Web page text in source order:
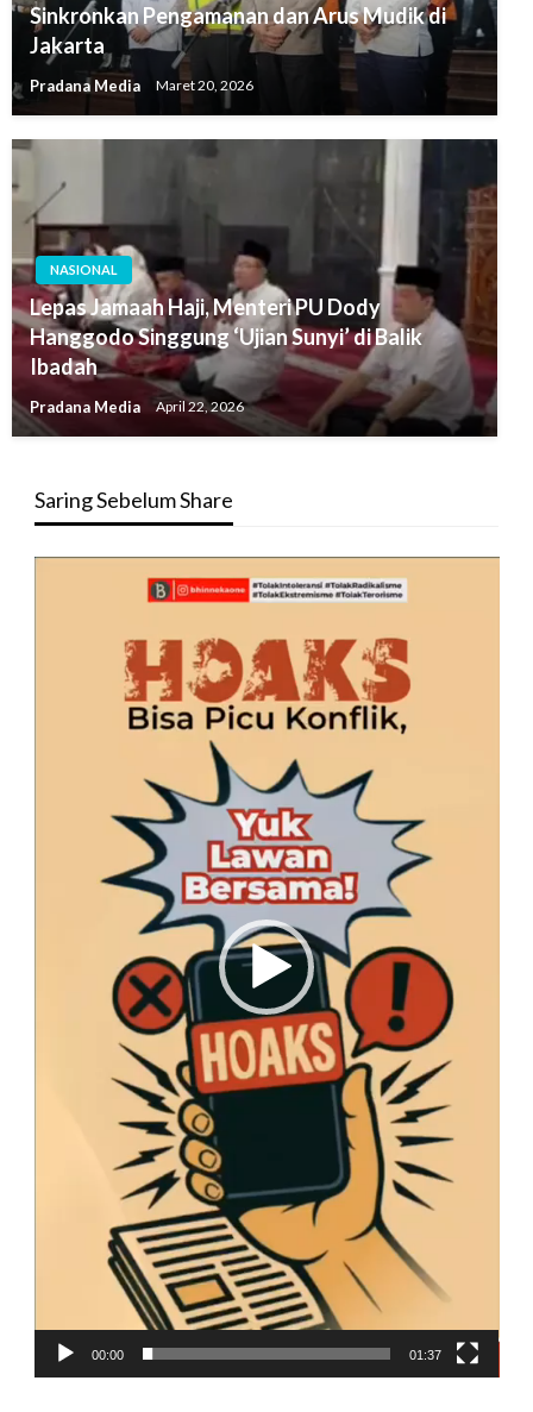
Sinkronkan Pengamanan dan Arus Mudik di
Jakarta
Pradana Media Maret 20, 2026
NASIONAL
Lepas Jamaah Haji, Menteri PU Dody
Hanggodo Singgung ‘Ujian Sunyi’ di Balik
Ibadah
Pradana Media April 22, 2026
Saring Sebelum Share
00:00 01:37